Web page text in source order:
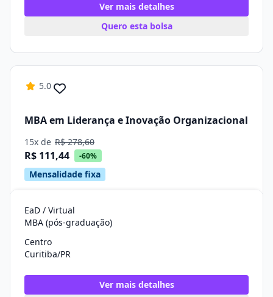
Ver mais detalhes
Quero esta bolsa
5.0
MBA em Liderança e Inovação Organizacional
15x de R$ 278,60
R$ 111,44 -60%
Mensalidade fixa
EaD / Virtual
MBA (pós-graduação)
Centro
Curitiba/PR
Ver mais detalhes